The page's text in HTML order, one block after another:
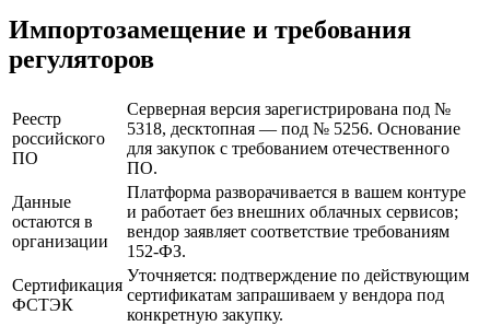
Импортозамещение и требования
регуляторов
Реестр
российского
ПО
Серверная версия зарегистрирована под №
5318, десктопная — под № 5256. Основание
для закупок с требованием отечественного
ПО.
Данные
остаются в
организации
Платформа разворачивается в вашем контуре
и работает без внешних облачных сервисов;
вендор заявляет соответствие требованиям
152-ФЗ.
Сертификация
ФСТЭК
Уточняется: подтверждение по действующим
сертификатам запрашиваем у вендора под
конкретную закупку.